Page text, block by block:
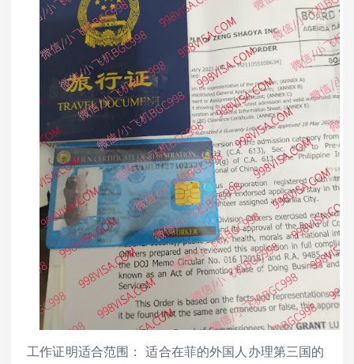
工作证明适合范围： 适合在菲的外国人办理第三国的